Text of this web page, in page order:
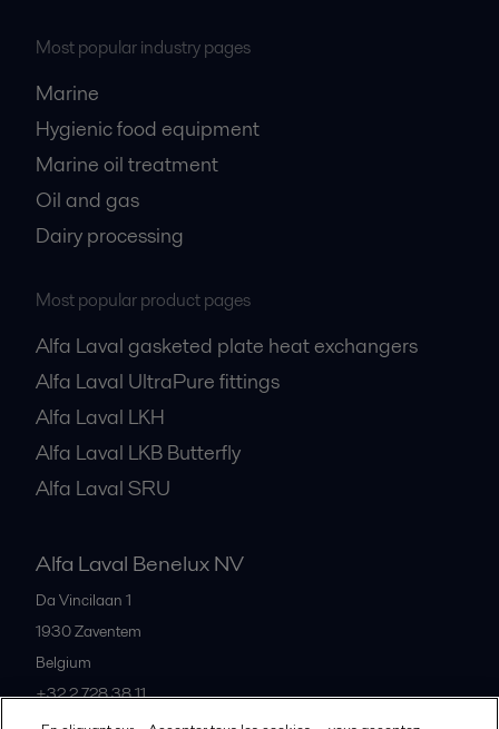
Most popular industry pages
Marine
Hygienic food equipment
Marine oil treatment
Oil and gas
Dairy processing
Most popular product pages
Alfa Laval gasketed plate heat exchangers
Alfa Laval UltraPure fittings
Alfa Laval LKH
Alfa Laval LKB Butterfly
Alfa Laval SRU
Alfa Laval Benelux NV
Da Vincilaan 1
1930Zaventem
Belgium
+32 2 728 38 11